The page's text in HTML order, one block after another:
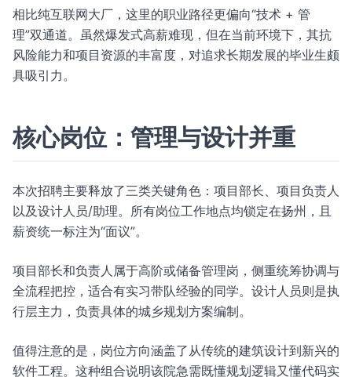
相比纯互联网大厂，这里的职业路径更偏向“技术 + 管
理”双通道。虽然爆发式高薪难现，但在当前环境下，其抗
风险能力和项目资源的丰富度，对追求长期发展的毕业生颇
具吸引力。
核心岗位：管理与设计并重
本次招聘主要释放了三类关键角色：项目部长、项目负责人
以及设计人员/助理。所有岗位工作地点均锁定在扬州，且
薪资统一标注为“面议”。
项目部长和负责人属于高阶或储备管理岗，侧重统筹协调与
全流程把控，适合有实习带队经验的同学。设计人员则是执
行层主力，负责具体的城乡规划方案编制。
值得注意的是，岗位方向涵盖了从传统的建筑设计到新兴的
软件工程。这种组合说明该院急需既懂规划逻辑又懂代码实